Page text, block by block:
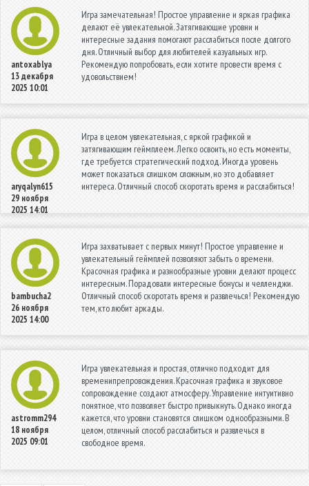
antoxablya
13 декабря
2025 10:01
Игра замечательная! Простое управление и яркая графика
делают её увлекательной. Затягивающие уровни и
интересные задания помогают расслабиться после долгого
дня. Отличный выбор для любителей казуальных игр.
Рекомендую попробовать, если хотите провести время с
удовольствием!
aryqalyn615
29 ноября
2025 14:01
Игра в целом увлекательная, с яркой графикой и
затягивающим геймплеем. Легко освоить, но есть моменты,
где требуется стратегический подход. Иногда уровень
может показаться слишком сложным, но это добавляет
интереса. Отличный способ скоротать время и расслабиться!
bambucha2
26 ноября
2025 14:00
Игра захватывает с первых минут! Простое управление и
увлекательный геймплей позволяют забыть о времени.
Красочная графика и разнообразные уровни делают процесс
интересным. Порадовали интересные бонусы и челленджи.
Отличный способ скоротать время и развлечься! Рекомендую
тем, кто любит аркады.
astromm294
18 ноября
2025 09:01
Игра увлекательная и простая, отлично подходит для
временипрепровождения. Красочная графика и звуковое
сопровождение создают атмосферу. Управление интуитивно
понятное, что позволяет быстро привыкнуть. Однако иногда
кажется, что уровни становятся слишком однообразными. В
целом, отличный способ расслабиться и развлечься в
свободное время.